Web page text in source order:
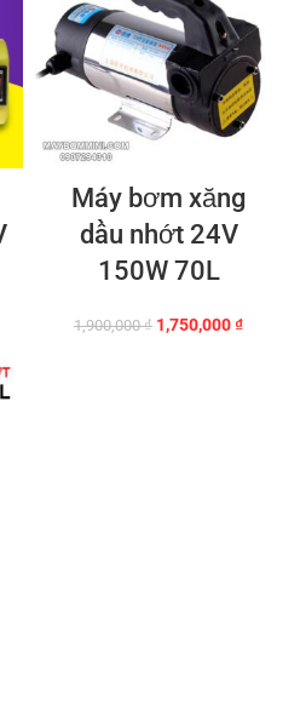
Máy bơm xăng
dầu nhớt 24V
150W 70L
1,900,000₫ Giá
1,750,000₫Giá